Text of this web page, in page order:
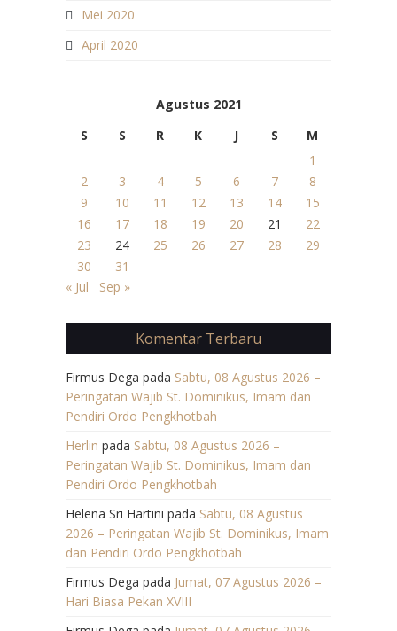
Mei 2020
April 2020
Agustus 2021
S
S R K J S
M
1
2
3 4 5 6 7
8
9
10 11 12 13 14
15
16
17 18 19 20 21
22
23
24 25 26 27 28
29
30
31
« Jul
Sep »
Komentar Terbaru
Firmus Dega pada Sabtu, 08 Agustus 2026 –
Peringatan Wajib St. Dominikus, Imam dan
Pendiri Ordo Pengkhotbah
Herlin pada Sabtu, 08 Agustus 2026 –
Peringatan Wajib St. Dominikus, Imam dan
Pendiri Ordo Pengkhotbah
Helena Sri Hartini pada Sabtu, 08 Agustus
2026 – Peringatan Wajib St. Dominikus, Imam
dan Pendiri Ordo Pengkhotbah
Firmus Dega pada Jumat, 07 Agustus 2026 –
Hari Biasa Pekan XVIII